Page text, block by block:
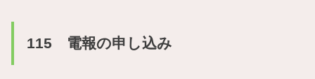
115 電報の申し込み